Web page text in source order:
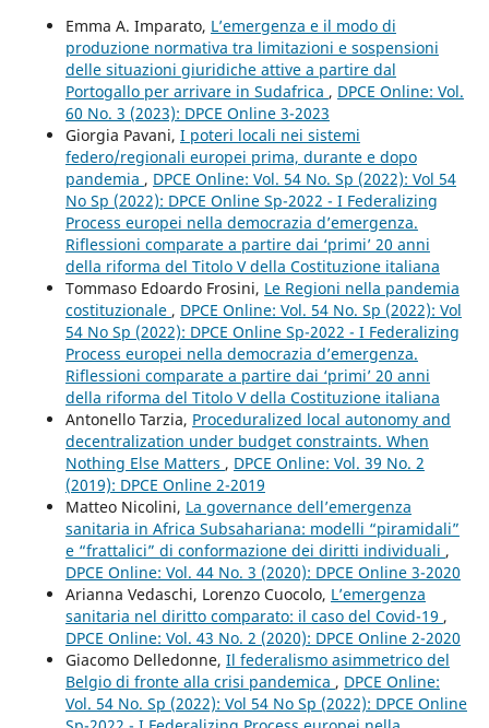
Emma A. Imparato, L’emergenza e il modo di
produzione normativa tra limitazioni e sospensioni
delle situazioni giuridiche attive a partire dal
Portogallo per arrivare in Sudafrica , DPCE Online: Vol.
60 No. 3 (2023): DPCE Online 3-2023
Giorgia Pavani, I poteri locali nei sistemi
federo/regionali europei prima, durante e dopo
pandemia , DPCE Online: Vol. 54 No. Sp (2022): Vol 54
No Sp (2022): DPCE Online Sp-2022 - I Federalizing
Process europei nella democrazia d’emergenza.
Riflessioni comparate a partire dai ‘primi’ 20 anni
della riforma del Titolo V della Costituzione italiana
Tommaso Edoardo Frosini, Le Regioni nella pandemia
costituzionale , DPCE Online: Vol. 54 No. Sp (2022): Vol
54 No Sp (2022): DPCE Online Sp-2022 - I Federalizing
Process europei nella democrazia d’emergenza.
Riflessioni comparate a partire dai ‘primi’ 20 anni
della riforma del Titolo V della Costituzione italiana
Antonello Tarzia, Proceduralized local autonomy and
decentralization under budget constraints. When
Nothing Else Matters , DPCE Online: Vol. 39 No. 2
(2019): DPCE Online 2-2019
Matteo Nicolini, La governance dell’emergenza
sanitaria in Africa Subsahariana: modelli “piramidali”
e “frattalici” di conformazione dei diritti individuali ,
DPCE Online: Vol. 44 No. 3 (2020): DPCE Online 3-2020
Arianna Vedaschi, Lorenzo Cuocolo, L’emergenza
sanitaria nel diritto comparato: il caso del Covid-19 ,
DPCE Online: Vol. 43 No. 2 (2020): DPCE Online 2-2020
Giacomo Delledonne, Il federalismo asimmetrico del
Belgio di fronte alla crisi pandemica , DPCE Online:
Vol. 54 No. Sp (2022): Vol 54 No Sp (2022): DPCE Online